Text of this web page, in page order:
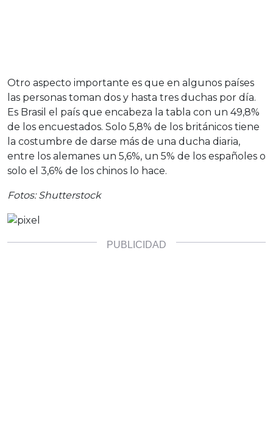
Otro aspecto importante es que en algunos países
las personas toman dos y hasta tres duchas por día.
Es Brasil el país que encabeza la tabla con un 49,8%
de los encuestados. Solo 5,8% de los británicos tiene
la costumbre de darse más de una ducha diaria,
entre los alemanes un 5,6%, un 5% de los españoles o
solo el 3,6% de los chinos lo hace.
Fotos: Shutterstock